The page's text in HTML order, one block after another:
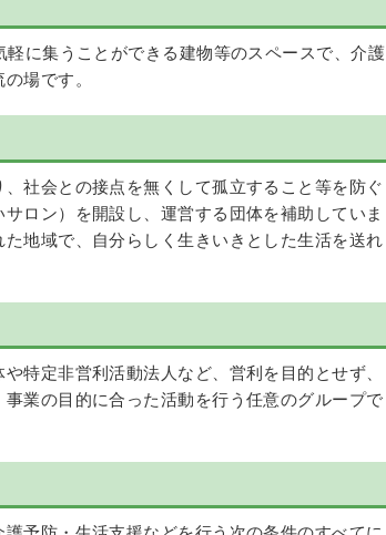
に集うことができる建物等のスペースで、介護
場です。
社会との接点を無くして孤立すること等を防ぐ
ロン）を開設し、運営する団体を補助していま
地域で、自分らしく生きいきとした生活を送れ
特定非営利活動法人など、営利を目的とせず、
業の目的に合った活動を行う任意のグループで